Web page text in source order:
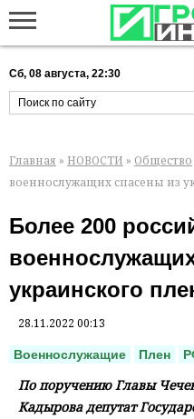
Сб, 08 августа, 22:30
Главная » НОВОСТИ » Общество
военнослужащих спасены из
Более 200
украинского
28.11.2022 00:13
Военнослужащие Плен
По поручению Главы
Кадырова депутат